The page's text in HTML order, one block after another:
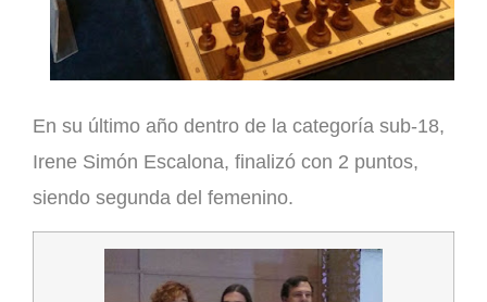
En su último año dentro de la categoría sub-18,
Irene Simón Escalona, finalizó con 2 puntos,
siendo segunda del femenino.